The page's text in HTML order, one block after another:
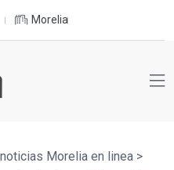
Morelia
Morelia en linea >